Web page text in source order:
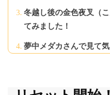
冬越し後の金色夜叉（
てみました！
夢中メダカさんで見て